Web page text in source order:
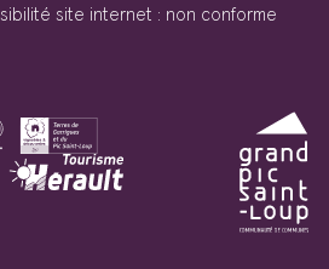
site internet : non conforme